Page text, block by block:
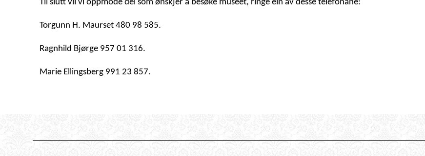
Til slutt vil vi oppmode dei som ønskjer å besøke museet, ringe ein av desse telefonane:
Torgunn H. Maurset 480 98 585.
Ragnhild Bjørge 957 01 316.
Marie Ellingsberg 991 23 857.